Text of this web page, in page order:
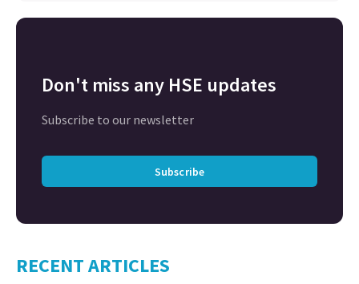
Don't miss any HSE updates
Subscribe to our newsletter
Subscribe
RECENT ARTICLES